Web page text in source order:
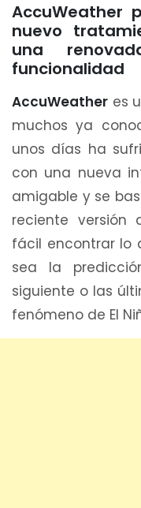
AccuWeather
nuevo
una
funcionalidad
AccuWeather es
muchos ya
unos días ha
con una nueva
amigable y se
reciente
fácil encontrar lo
sea la
siguiente o las
fenómeno de El